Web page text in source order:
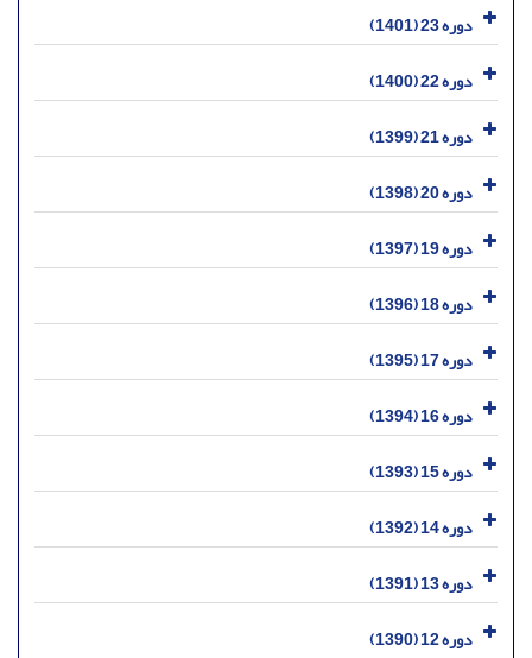
دوره 23 (1401)
دوره 22 (1400)
دوره 21 (1399)
دوره 20 (1398)
دوره 19 (1397)
دوره 18 (1396)
دوره 17 (1395)
دوره 16 (1394)
دوره 15 (1393)
دوره 14 (1392)
دوره 13 (1391)
دوره 12 (1390)